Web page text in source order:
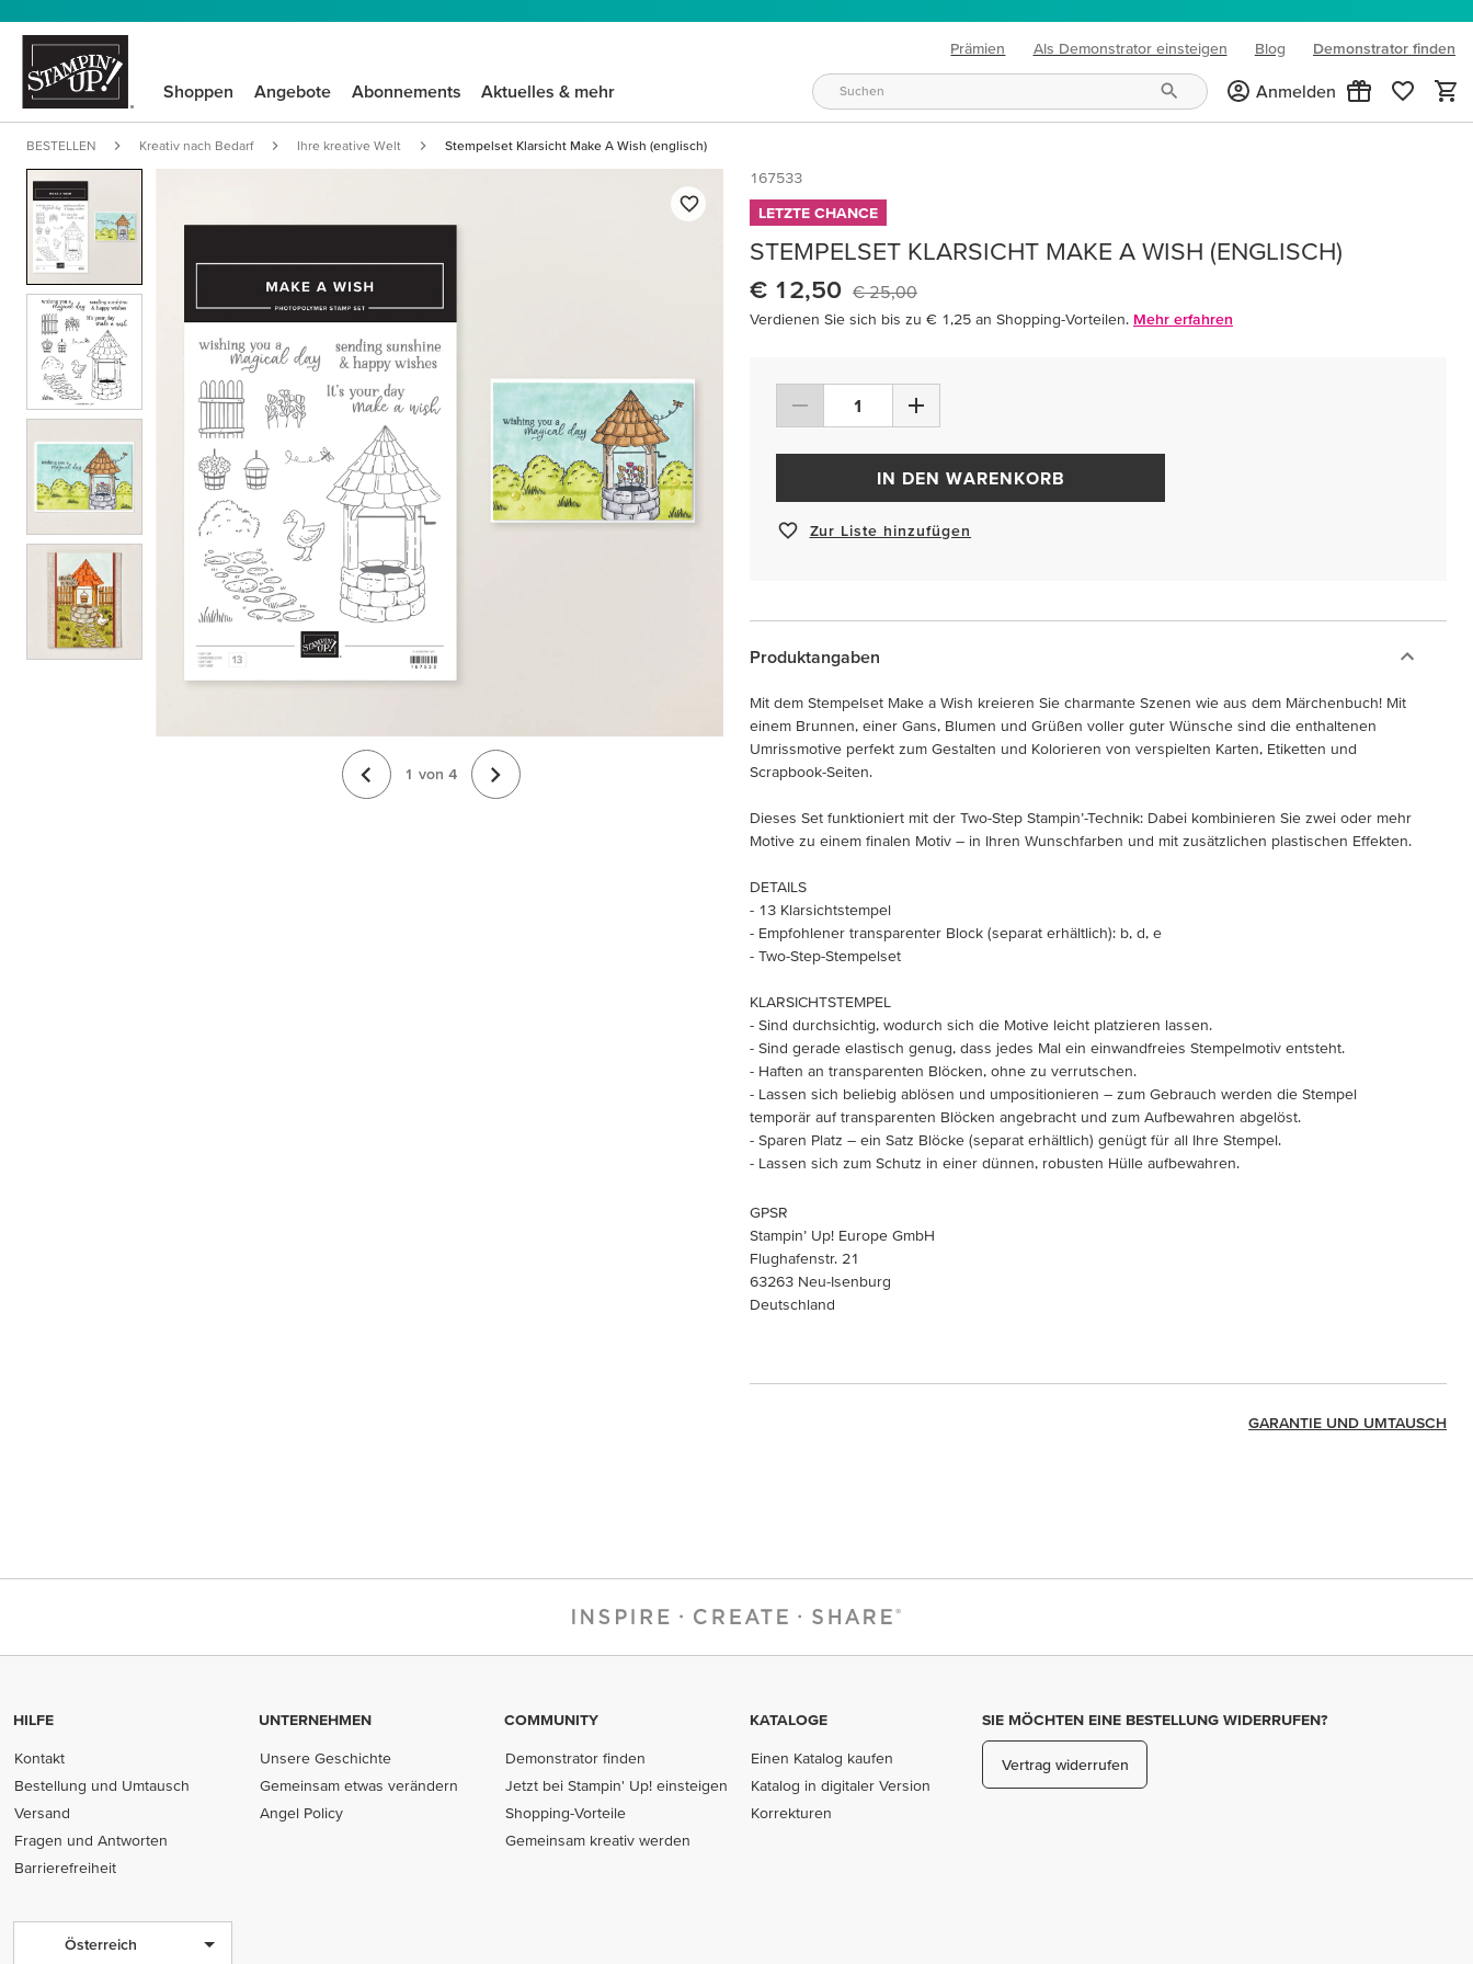
Prämien Als Demonstrator einsteigen Blog
(opens in new tab)
Demonstrator finden
Shoppen Angebote Abonnements Aktuelles & mehr Anmelden
BESTELLEN Kreativ nach Bedarf Ihre kreative Welt Stempelset Klarsicht Make A Wish (englisch)
1 von 4
167533
LETZTE CHANCE
STEMPELSET KLARSICHT MAKE A WISH (ENGLISCH)
€ 12,50 € 25,00
Verdienen Sie sich bis zu € 1,25 an Shopping-Vorteilen. Mehr erfahren
IN DEN WARENKORB
Zur Liste hinzufügen
Produktangaben
Mit dem Stempelset Make a Wish kreieren Sie charmante Szenen wie aus dem Märchenbuch! Mit
einem Brunnen, einer Gans, Blumen und Grüßen voller guter Wünsche sind die enthaltenen
Umrissmotive perfekt zum Gestalten und Kolorieren von verspielten Karten, Etiketten und
Scrapbook-Seiten.
Dieses Set funktioniert mit der Two-Step Stampin’-Technik: Dabei kombinieren Sie zwei oder mehr
Motive zu einem finalen Motiv – in Ihren Wunschfarben und mit zusätzlichen plastischen Effekten.
DETAILS
- 13 Klarsichtstempel
- Empfohlener transparenter Block (separat erhältlich): b, d, e
- Two-Step-Stempelset
KLARSICHTSTEMPEL
- Sind durchsichtig, wodurch sich die Motive leicht platzieren lassen.
- Sind gerade elastisch genug, dass jedes Mal ein einwandfreies Stempelmotiv entsteht.
- Haften an transparenten Blöcken, ohne zu verrutschen.
- Lassen sich beliebig ablösen und umpositionieren – zum Gebrauch werden die Stempel
temporär auf transparenten Blöcken angebracht und zum Aufbewahren abgelöst.
- Sparen Platz – ein Satz Blöcke (separat erhältlich) genügt für all Ihre Stempel.
- Lassen sich zum Schutz in einer dünnen, robusten Hülle aufbewahren.
GPSR
Stampin’ Up! Europe GmbH
Flughafenstr. 21
63263 Neu-Isenburg
Deutschland
GARANTIE UND UMTAUSCH
HILFE
Kontakt
Bestellung und Umtausch
Versand
Fragen und Antworten
Barrierefreiheit
UNTERNEHMEN
Unsere Geschichte
Gemeinsam etwas verändern
Angel Policy
COMMUNITY
Demonstrator finden
Jetzt bei Stampin' Up! einsteigen
Shopping-Vorteile
Gemeinsam kreativ werden
KATALOGE
Einen Katalog kaufen
Katalog in digitaler Version
Korrekturen
SIE MÖCHTEN EINE BESTELLUNG WIDERRUFEN?
Vertrag widerrufen
Österreich